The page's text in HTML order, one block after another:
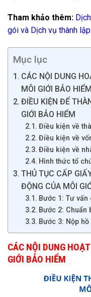
Tham khảo thêm:
gói và Dịch vụ thành
Mục lục
CÁC NỘI DUNG
MÔI GIỚI BẢO HIỂM
ĐIỀU KIỆN ĐỂ
GIỚI BẢO HIỂM
Điều kiện về
Điều kiện về
Điều kiện về
Hình thức tổ
THỦ TỤC CẤP
ĐỘNG CỦA MÔI
Bước 1: Tư
Bước 2: Chuẩn
Bước 3: Nộp
CÁC NỘI DUNG
GIỚI BẢO HIỂM